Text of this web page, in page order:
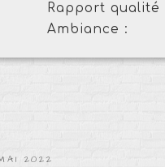
Rapport qualité
Ambiance :
2022